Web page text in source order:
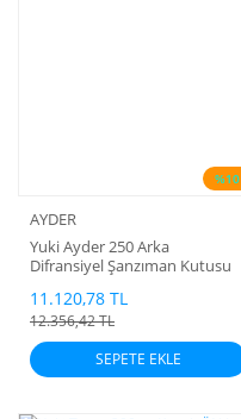
%10
AYDER
Yuki Ayder 250 Arka
Difransiyel Şanzıman Kutusu
11.120,78 TL
12.356,42 TL
SEPETE EKLE